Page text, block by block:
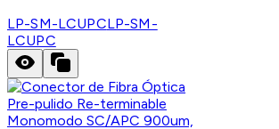
LP-SM-LCUPCLP-SM-
LCUPC